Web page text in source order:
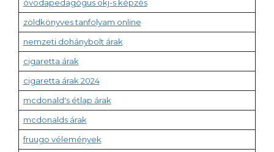
óvodapedagógus okj-s képzés
zöldkönyves tanfolyam online
nemzeti dohánybolt árak
cigaretta árak
cigaretta árak 2024
mcdonald's étlap árak
mcdonalds árak
fruugo vélemények